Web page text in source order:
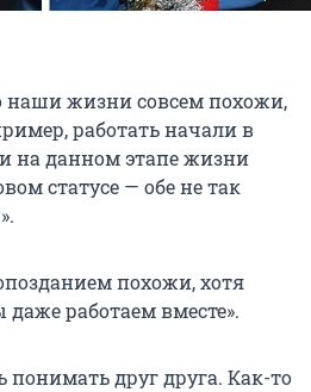
наши жизни совсем похожи,
работать начали в
на данном этапе жизни
статусе — обе не так
похожи, хотя
работаем вместе».
друг друга. Как-то